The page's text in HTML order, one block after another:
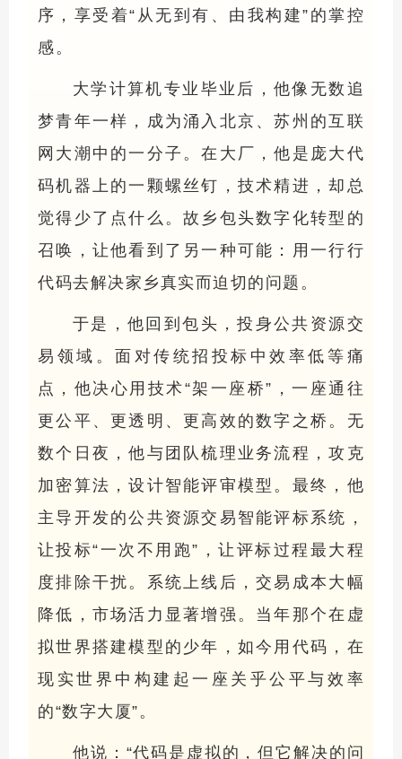
序，享受着“从无到有、由我构建”的掌控
感。
大学计算机专业毕业后，他像无数追
梦青年一样，成为涌入北京、苏州的互联
网大潮中的一分子。在大厂，他是庞大代
码机器上的一颗螺丝钉，技术精进，却总
觉得少了点什么。故乡包头数字化转型的
召唤，让他看到了另一种可能：用一行行
代码去解决家乡真实而迫切的问题。
于是，他回到包头，投身公共资源交
易领域。面对传统招投标中效率低等痛
点，他决心用技术“架一座桥”，一座通往
更公平、更透明、更高效的数字之桥。无
数个日夜，他与团队梳理业务流程，攻克
加密算法，设计智能评审模型。最终，他
主导开发的公共资源交易智能评标系统，
让投标“一次不用跑”，让评标过程最大程
度排除干扰。系统上线后，交易成本大幅
降低，市场活力显著增强。当年那个在虚
拟世界搭建模型的少年，如今用代码，在
现实世界中构建起一座关乎公平与效率
的“数字大厦”。
他说：“代码是虚拟的，但它解决的问